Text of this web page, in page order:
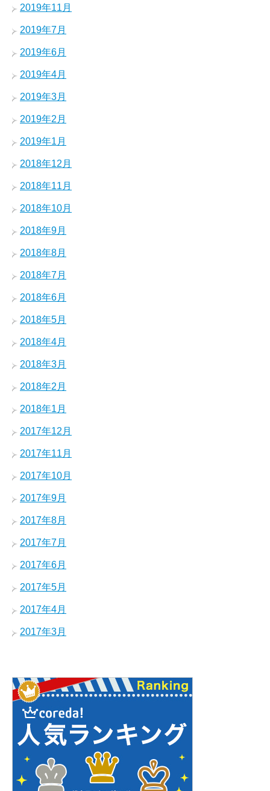
2019年11月
2019年7月
2019年6月
2019年4月
2019年3月
2019年2月
2019年1月
2018年12月
2018年11月
2018年10月
2018年9月
2018年8月
2018年7月
2018年6月
2018年5月
2018年4月
2018年3月
2018年2月
2018年1月
2017年12月
2017年11月
2017年10月
2017年9月
2017年8月
2017年7月
2017年6月
2017年5月
2017年4月
2017年3月